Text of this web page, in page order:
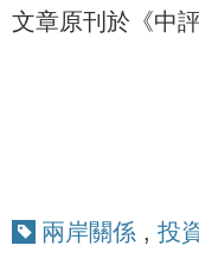
文章原刊於《中評
兩岸關係 , 投